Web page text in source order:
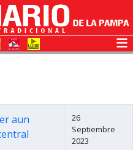
aun
26
Septiembre
2023